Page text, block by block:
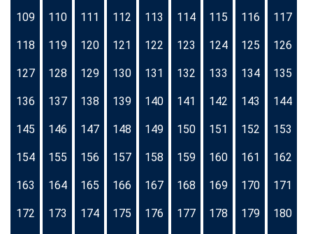
109 110 111 112 113 114 115 116 117
118 119 120 121 122 123 124 125 126
127 128 129 130 131 132 133 134 135
136 137 138 139 140 141 142 143 144
145 146 147 148 149 150 151 152 153
154 155 156 157 158 159 160 161 162
163 164 165 166 167 168 169 170 171
172 173 174 175 176 177 178 179 180